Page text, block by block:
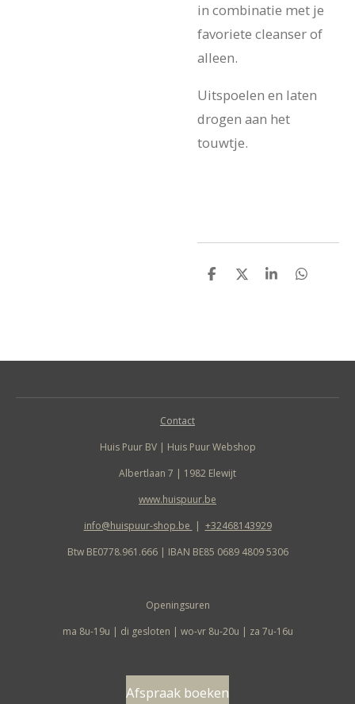
in combinatie met je
favoriete cleanser of
alleen.
Uitspoelen en laten
drogen aan het
touwtje.
D
D
S
D
Contact
Huis Puur BV | Huis Puur Webshop
Albertlaan 7 | 1982 Elewijt
www.huispuur.be
info@huispuur-shop.be | +32468143929
Btw BE0778.961.666 | IBAN BE85 0689 4809 5306
Openingsuren
ma 8u-19u | di gesloten | wo-vr 8u-20u | za 7u-16u
Afspraak boeken